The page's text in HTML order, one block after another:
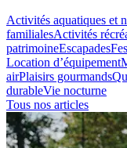
Activités aquatiques et
familialesActivités
patrimoineEscapades
Location d’équipement
airPlaisirs gourmands
durableVie nocturne
Tous nos articles